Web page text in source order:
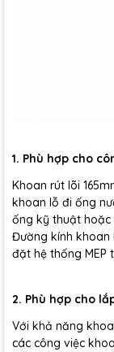
1. Phù hợp cho
Khoan rút lõi
khoan lỗ đi ống
ống kỹ thuật hoặc
Đường kính
đặt hệ thống MEP
2. Phù hợp cho
Với khả năng
các công việc